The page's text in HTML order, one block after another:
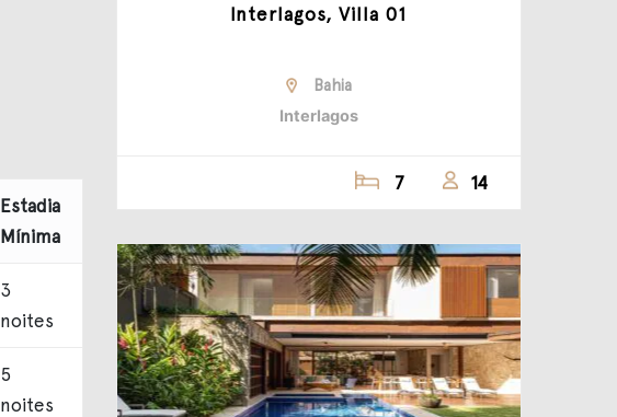
Estadia
Mínima
3
noites
5
noites
Interlagos, Villa 01
Bahia
Interlagos
7 14